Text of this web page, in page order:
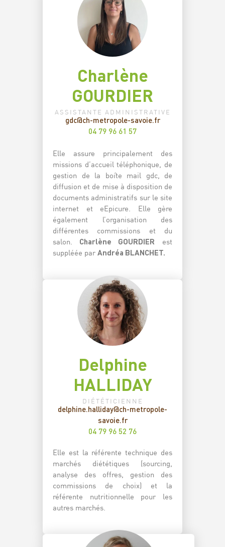
Charlène
GOURDIER
ASSISTANTE ADMINISTRATIVE
gdc@ch-metropole-savoie.fr
04 79 96 61 57
Elle assure principalement des
missions d’accueil téléphonique, de
gestion de la boîte mail gdc, de
diffusion et de mise à disposition de
documents administratifs sur le site
internet et eEpicure. Elle gère
également l’organisation des
différentes commissions et du
salon.
Charlène GOURDIER est
suppléée par Andréa BLANCHET.
Delphine
HALLIDAY
DIÉTÉTICIENNE
delphine.halliday@ch-metropole-
savoie.fr
04 79 96 52 76
Elle est la référente technique des
marchés diététiques (sourcing,
analyse des offres, gestion des
commissions de choix) et la
référente nutritionnelle pour les
autres marchés.